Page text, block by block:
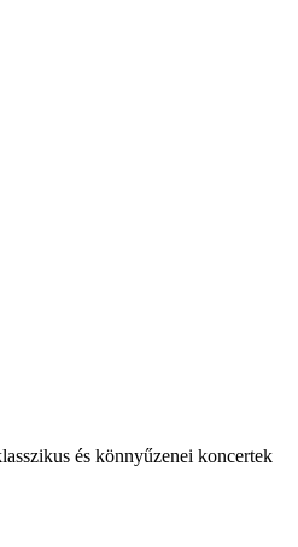
és könnyűzenei koncertek